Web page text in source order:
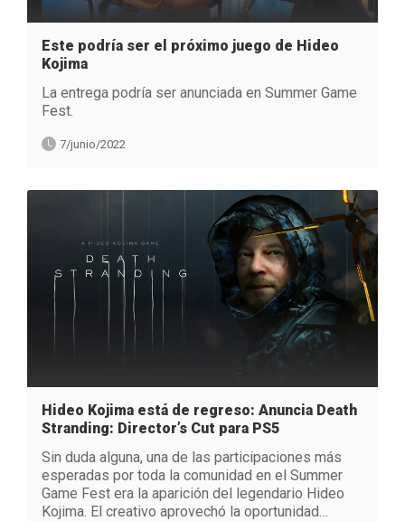
Este podría ser el próximo juego de Hideo
Kojima
La entrega podría ser anunciada en Summer Game
Fest.
7/junio/2022
Hideo Kojima está de regreso: Anuncia Death
Stranding: Director’s Cut para PS5
Sin duda alguna, una de las participaciones más
esperadas por toda la comunidad en el Summer
Game Fest era la aparición del legendario Hideo
Kojima. El creativo aprovechó la oportunidad…